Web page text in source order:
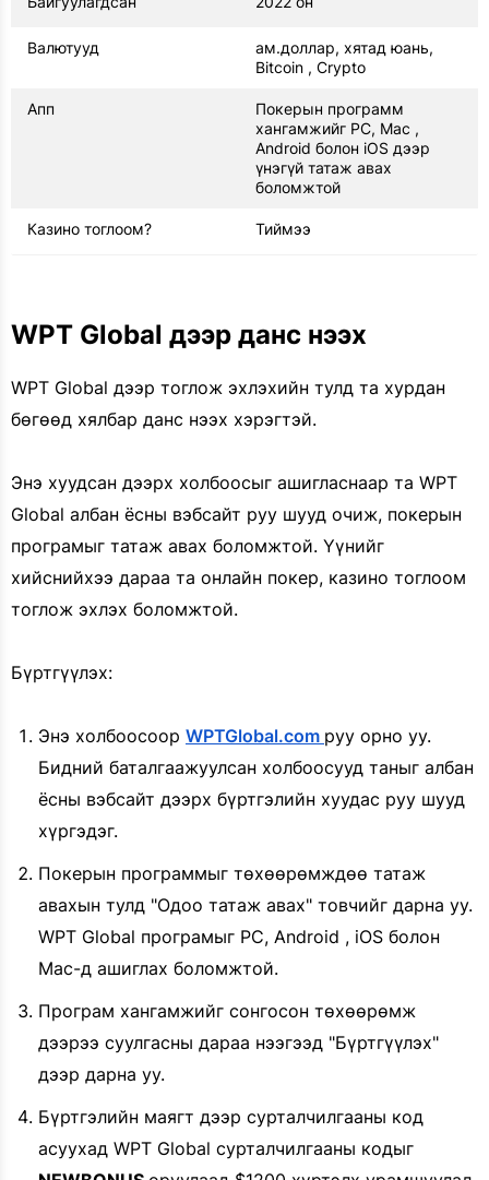
Валютууд
ам.доллар, хятад юань,
Bitcoin , Crypto
Апп
Покерын программ
хангамжийг PC, Mac ,
Android болон iOS дээр
үнэгүй татаж авах
боломжтой
Казино тоглоом? Тиймээ
WPT Global дээр данс нээх
WPT Global дээр тоглож эхлэхийн тулд та хурдан
бөгөөд хялбар данс нээх хэрэгтэй.
Энэ хуудсан дээрх холбоосыг ашигласнаар та WPT
Global албан ёсны вэбсайт руу шууд очиж, покерын
програмыг татаж авах боломжтой. Үүнийг
хийснийхээ дараа та онлайн покер, казино тоглоом
тоглож эхлэх боломжтой.
Бүртгүүлэх:
Энэ холбоосоор WPTGlobal.com руу орно уу.
Бидний баталгаажуулсан холбоосууд таныг албан
ёсны вэбсайт дээрх бүртгэлийн хуудас руу шууд
хүргэдэг.
Покерын программыг төхөөрөмждөө татаж
авахын тулд "Одоо татаж авах" товчийг дарна уу.
WPT Global програмыг PC, Android , iOS болон
Mac-д ашиглах боломжтой.
Програм хангамжийг сонгосон төхөөрөмж
дээрээ суулгасны дараа нээгээд "Бүртгүүлэх"
дээр дарна уу.
Бүртгэлийн маягт дээр сурталчилгааны код
асуухад WPT Global сурталчилгааны кодыг